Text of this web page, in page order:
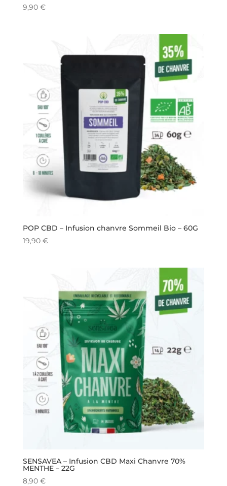
9,90 €
POP CBD – Infusion chanvre Sommeil Bio – 60G
19,90 €
SENSAVEA – Infusion CBD Maxi Chanvre 70%
MENTHE – 22G
8,90 €